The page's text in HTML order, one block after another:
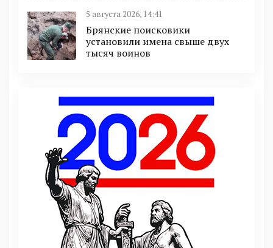
5 августа 2026, 14:41
Брянские поисковики
установили имена свыше двух
тысяч воинов